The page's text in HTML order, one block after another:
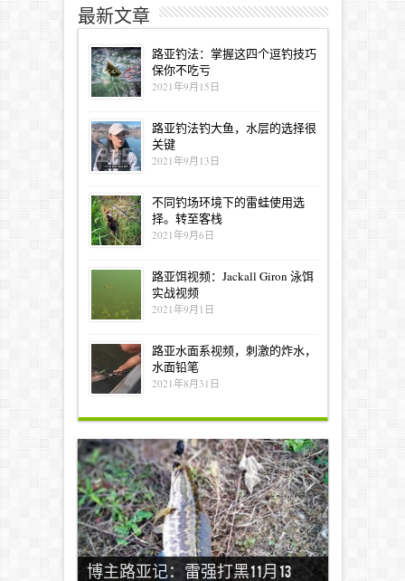
最新文章
路亚钓法：掌握这四个逗钓技巧
保你不吃亏
2021年9月15日
路亚钓法钓大鱼，水层的选择很
关键
2021年9月13日
不同钓场环境下的雷蛙使用选
择。转至客栈
2021年9月6日
路亚饵视频：Jackall Giron 泳饵
实战视频
2021年9月1日
路亚水面系视频，刺激的炸水，
水面铅笔
2021年8月31日
博主路亚记：雷强打黑11月13